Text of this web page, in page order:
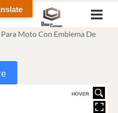
Moto Con Emblema De
HOVER